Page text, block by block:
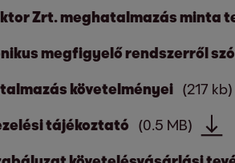
Zrt. meghatalmazás minta
megfigyelő rendszerről
követelményei (217 kb)
tájékoztató (0.5 MB)